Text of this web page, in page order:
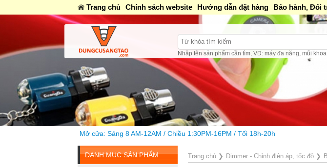
Trang chủ Chính sách website Hướng dẫn đặt hàng Bảo hành, Đổi
Nhập tên sản phẩm cần tìm, VD: máy đa năng, mũi
Mở cửa: Sáng 8 AM-12AM / Chiều 1:30PM-16PM / Tối 18h-20h
DANH MỤC SẢN PHẨM Trang chủ❯ Dimmer - Chỉnh điện áp, tốc độ❯